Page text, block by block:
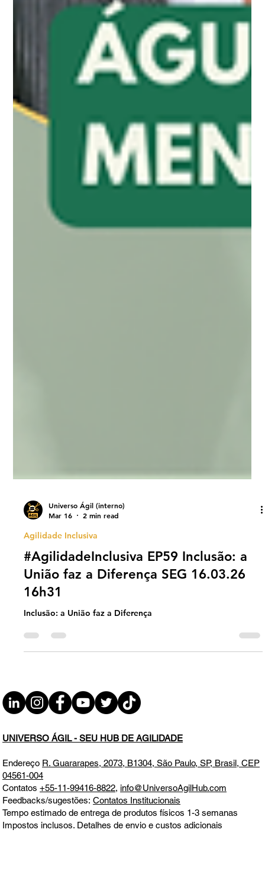
Mar 16
2 min read
Agilidade Inclusiva
#AgilidadeInclusiva EP59 Inclusão: a
União faz a Diferença SEG 16.03.26
16h31
Inclusão: a União faz a Diferença
UNIVERSO ÁGIL - SEU HUB DE AGILIDADE
EndereçoR. Guararapes, 2073, B1304, São Paulo, SP, Brasil, CEP
04561-004
Contatos+55-11-99416-8822,info@UniversoAgilHub.com
Feedbacks/sugestões:Contatos Institucionais